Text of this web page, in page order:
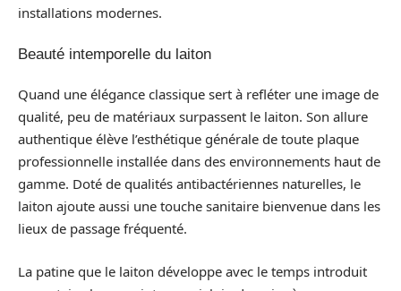
installations modernes.
Beauté intemporelle du laiton
Quand une élégance classique sert à refléter une image de
qualité, peu de matériaux surpassent le laiton. Son allure
authentique élève l’esthétique générale de toute plaque
professionnelle installée dans des environnements haut de
gamme. Doté de qualités antibactériennes naturelles, le
laiton ajoute aussi une touche sanitaire bienvenue dans les
lieux de passage fréquenté.
La patine que le laiton développe avec le temps introduit